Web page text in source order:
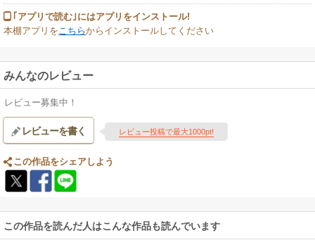
｢アプリで読む｣にはアプリをインストール!
本棚アプリを こちらからインストールしてください
みんなのレビュー
レビュー募集中！
レビューを書く レビュー投稿で最大1000pt!
この作品をシェアしよう
この作品を読んだ人はこんな作品も読んでいます